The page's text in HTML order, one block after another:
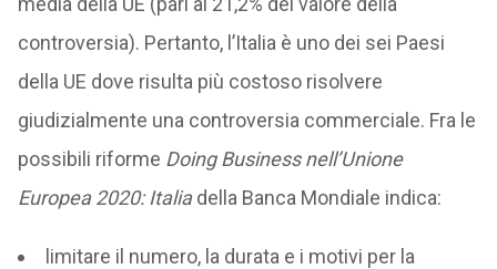
controversia). Pertanto, l’Italia è uno dei sei Paesi
della UE dove risulta più costoso risolvere
giudizialmente una controversia commerciale. Fra le
possibili riforme Doing Business nell’Unione
Europea 2020: Italiadella Banca Mondiale indica:
limitare il numero, la durata e i motivi per la